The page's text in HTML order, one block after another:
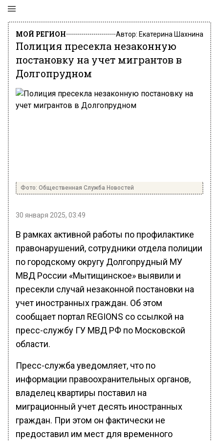
МОЙ РЕГИОН Автор: Екатерина Шахнина
Полиция пресекла незаконную
постановку на учет мигрантов в
Долгопрудном
Фото: Общественная Служба Новостей
30 января 2025, 03:49
В рамках активной работы по профилактике
правонарушений, сотрудники отдела полиции
по городскому округу Долгопрудный МУ
МВД России «Мытищинское» выявили и
пресекли случай незаконной постановки на
учет иностранных граждан. Об этом
сообщает портал REGIONS со ссылкой на
пресс-службу ГУ МВД РФ по Московской
области.
Пресс-служба уведомляет, что по
информации правоохранительных органов,
владелец квартиры поставил на
миграционный учет десять иностранных
граждан. При этом он фактически не
предоставил им мест для временного